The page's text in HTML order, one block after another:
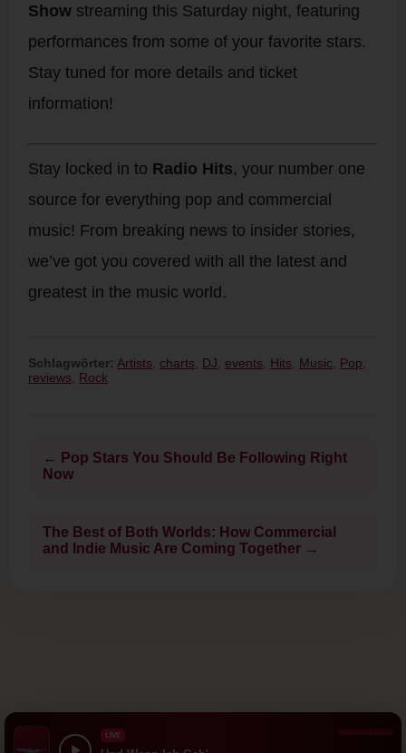
Show streaming this Saturday night, featuring
performances from some of your favorite stars.
Stay tuned for more details and ticket
information!
Stay locked in to Radio Hits, your number one
source for everything pop and commercial
music! From breaking news to insider stories,
we’ve got you covered with all the latest and
greatest in the music world.
Schlagwörter: Artists charts DJ events Hits Music Pop
reviews
Rock
← Pop Stars You Should Be Following Right
Now
The Best of Both Worlds: How Commercial
and Indie Music Are Coming Together →
LIVE